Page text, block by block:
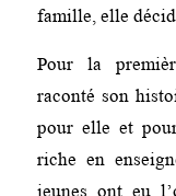
famille, elle
Pour la
raconté son
pour elle et
riche en
jeunes ont eu